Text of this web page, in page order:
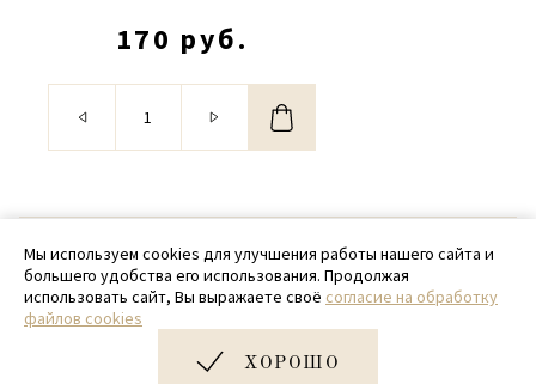
170 руб.
© 2020 - 2026 SamPack
+ 7 (918) 699-97-87
zakaz@sampack.store
Мы используем cookies для улучшения работы нашего сайта и
большего удобства его использования. Продолжая
использовать сайт, Вы выражаете своё согласие на обработку
файлов cookies
ХОРОШО